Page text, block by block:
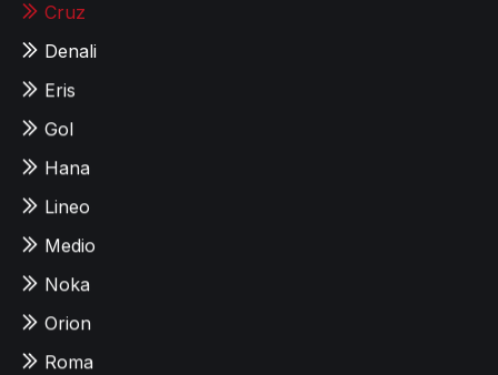
Cruz
Denali
Eris
Gol
Hana
Lineo
Medio
Noka
Orion
Roma